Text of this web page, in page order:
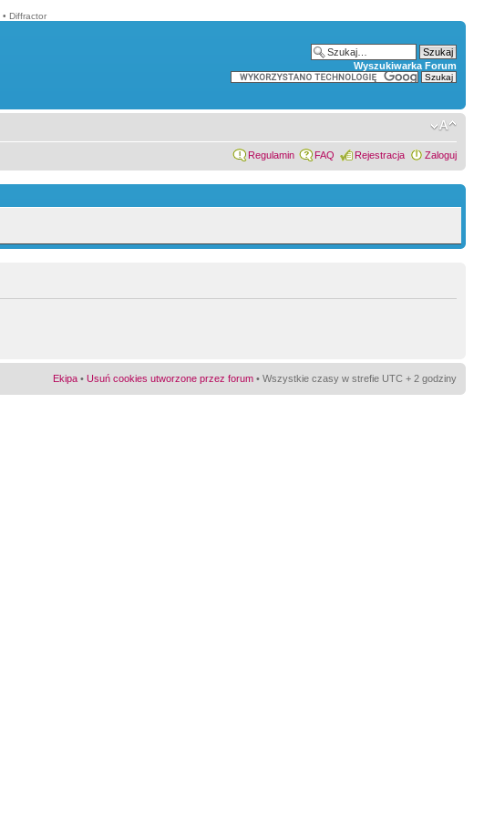
• Diffractor
Wyszukiwarka Forum
Regulamin FAQ Rejestracja Zaloguj
Ekipa • Usuń cookies utworzone przez forum • Wszystkie czasy w strefie UTC + 2 godziny